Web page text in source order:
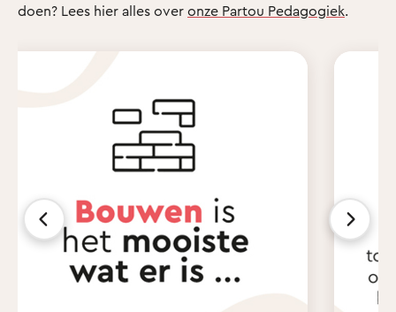
doen? Lees hier alles over onze Partou Pedagogiek.